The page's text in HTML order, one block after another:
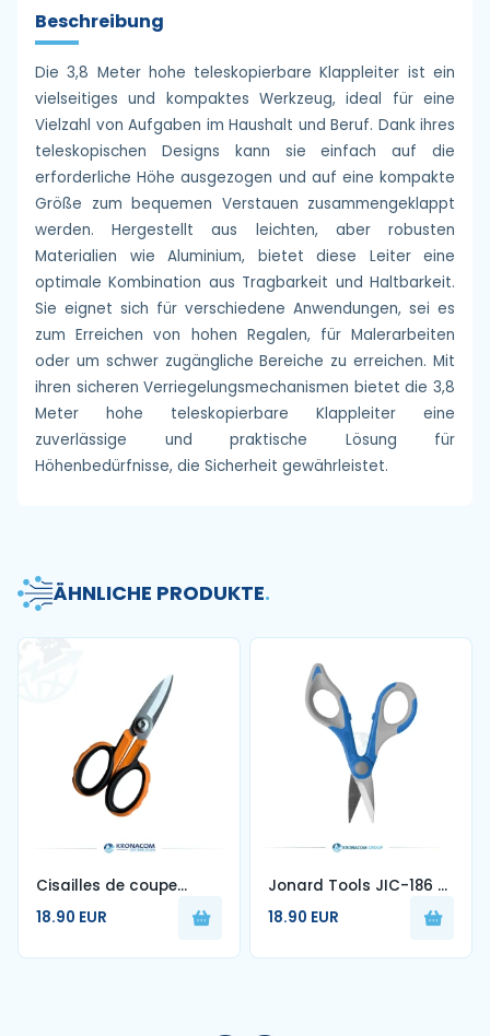
Beschreibung
Die 3,8 Meter hohe teleskopierbare Klappleiter ist ein
vielseitiges und kompaktes Werkzeug, ideal für eine
Vielzahl von Aufgaben im Haushalt und Beruf. Dank ihres
teleskopischen Designs kann sie einfach auf die
erforderliche Höhe ausgezogen und auf eine kompakte
Größe zum bequemen Verstauen zusammengeklappt
werden. Hergestellt aus leichten, aber robusten
Materialien wie Aluminium, bietet diese Leiter eine
optimale Kombination aus Tragbarkeit und Haltbarkeit.
Sie eignet sich für verschiedene Anwendungen, sei es
zum Erreichen von hohen Regalen, für Malerarbeiten
oder um schwer zugängliche Bereiche zu erreichen. Mit
ihren sicheren Verriegelungsmechanismen bietet die 3,8
Meter hohe teleskopierbare Klappleiter eine
zuverlässige und praktische Lösung für
Höhenbedürfnisse, die Sicherheit gewährleistet.
ÄHNLICHE PRODUKTE.
Cisailles de coupe
Kevlar® pour fibre
optique — KCS-4
18.90 EUR
Jonard Tools JIC-186 –
Kevlarschere für
Glasfaser (15,2 cm)
18.90 EUR